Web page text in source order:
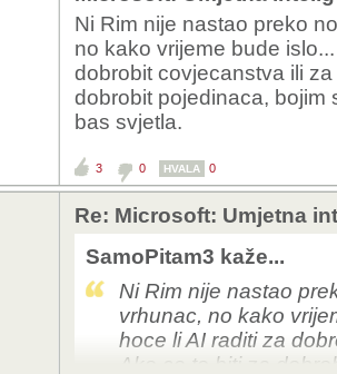
Ni Rim nije nastao preko
no kako vrijeme bude
dobrobit covjecanstva ili
dobrobit pojedinaca, bojim
bas svjetla.
3 0 HVALA 0
Re: Microsoft: Umjetna
SamoPitam3 kaže...
Ni Rim nije nastao
vrhunac, no kako
hoce li AI raditi za
Ako ce to biti za